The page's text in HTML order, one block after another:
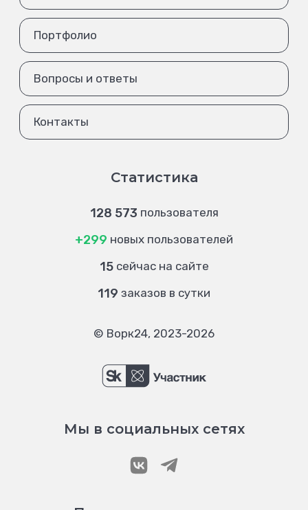
Портфолио
Вопросы и ответы
Контакты
Статистика
128 573 пользователя
+299 новых пользователей
15 сейчас на сайте
119 заказов в сутки
© Ворк24, 2023-2026
Мы в социальных сетях